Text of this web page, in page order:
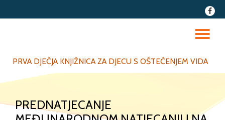
fa-
PRVA DJEČJA KNJIŽNICA ZA DJECU S OŠTEĆENJEM VIDA
PREDNATJECANJE